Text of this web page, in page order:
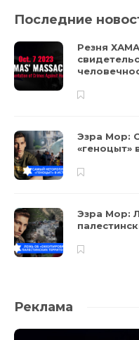
Последние
Резня
Эзра Мор:
«геноцыт»
Эзра Мор:
Реклама